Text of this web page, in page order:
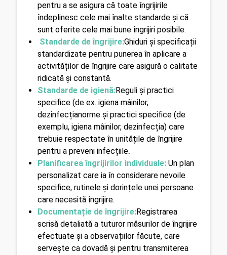
pentru a se asigura că toate îngrijirile
îndeplinesc cele mai înalte standarde și că
sunt oferite cele mai bune îngrijiri posibile.
Standarde de îngrijire:Ghiduri și specificații
standardizate pentru punerea în aplicare a
activităților de îngrijire care asigură o calitate
ridicată și constantă.
Standarde de igienă:Reguli și practici
specifice (de ex. igiena mâinilor,
dezinfecțianorme și practici specifice (de
exemplu, igiena mâinilor, dezinfecția) care
trebuie respectate în unitățile de îngrijire
pentru a preveni infecțiile.
Planificarea îngrijirilor individuale: Un plan
personalizat care ia în considerare nevoile
specifice, rutinele și dorințele unei persoane
care necesită îngrijire.
Documentație de îngrijire:Registrarea
scrisă detaliată a tuturor măsurilor de îngrijire
efectuate și a observațiilor făcute, care
servește ca dovadă și pentru transmiterea